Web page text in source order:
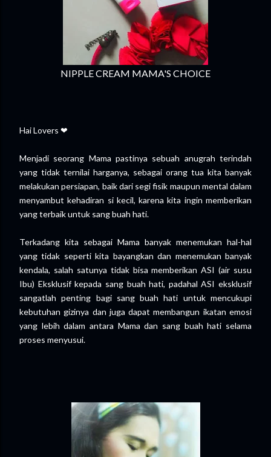
NIPPLE CREAM MAMA'S CHOICE
Hai Lovers ❤
Menjadi seorang Mama pastinya sebuah anugrah terindah
yang tidak ternilai harganya, sebagai orang tua kita banyak
melakukan persiapan, baik dari segi fisik maupun mental dalam
menyambut kehadiran si kecil, karena kita ingin memberikan
yang terbaik untuk sang buah hati.
Terkadang kita sebagai Mama banyak menemukan hal-hal
yang tidak seperti kita bayangkan dan menemukan banyak
kendala, salah satunya tidak bisa memberikan ASI (air susu
Ibu) Eksklusif kepada sang buah hati, padahal ASI eksklusif
sangatlah penting bagi sang buah hati untuk mencukupi
kebutuhan gizinya dan juga dapat membangun ikatan emosi
yang lebih dalam antara Mama dan sang buah hati selama
proses menyusui.